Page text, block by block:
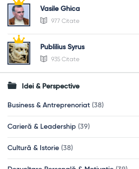
Vasile Ghica
977 Citate
Publilius Syrus
935 Citate
Idei & Perspective
Business & Antreprenoriat (38)
Carieră & Leadership (39)
Cultură & Istorie (38)